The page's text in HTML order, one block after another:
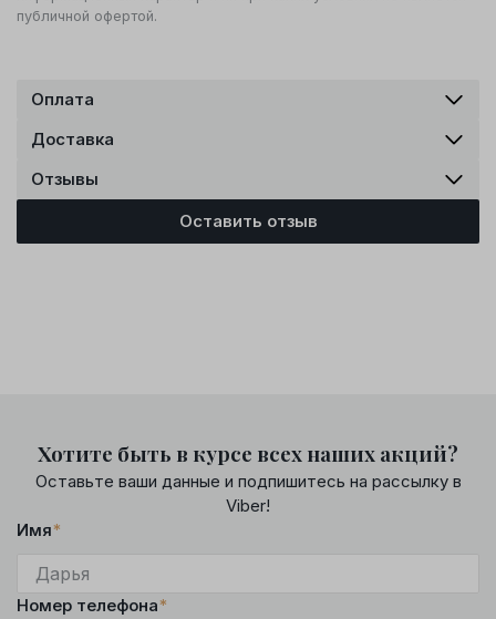
публичной офертой.
Оплата
Доставка
Отзывы
Оставить отзыв
Хотите быть в курсе всех наших акций?
Оставьте ваши данные и подпишитесь на рассылку в
Viber!
Имя*
Номер телефона*